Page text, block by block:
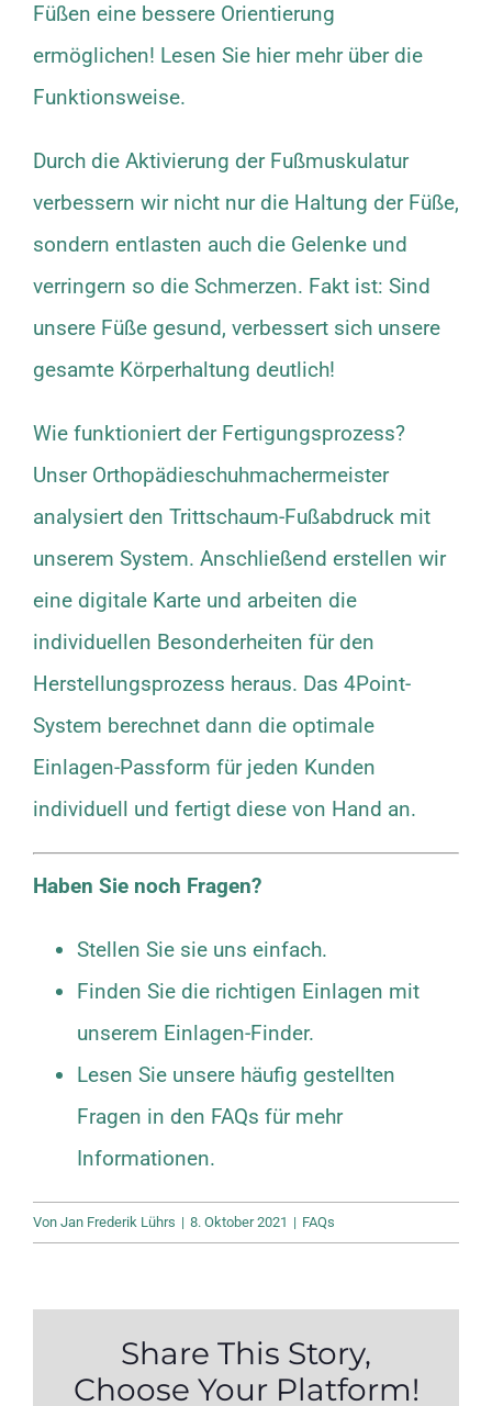
Füßen eine bessere Orientierung
ermöglichen! Lesen Sie hier mehr über die
Funktionsweise.
Durch die Aktivierung der Fußmuskulatur
verbessern wir nicht nur die Haltung der Füße,
sondern entlasten auch die Gelenke und
verringern so die Schmerzen. Fakt ist: Sind
unsere Füße gesund, verbessert sich unsere
gesamte Körperhaltung deutlich!
Wie funktioniert der Fertigungsprozess?
Unser Orthopädieschuhmachermeister
analysiert den Trittschaum-Fußabdruck mit
unserem System. Anschließend erstellen wir
eine digitale Karte und arbeiten die
individuellen Besonderheiten für den
Herstellungsprozess heraus. Das 4Point-
System berechnet dann die optimale
Einlagen-Passform für jeden Kunden
individuell und fertigt diese von Hand an.
Haben Sie noch Fragen?
Stellen Sie sie uns einfach.
Finden Sie die richtigen Einlagen mit
unserem Einlagen-Finder.
Lesen Sie unsere häufig gestellten
Fragen in den FAQs für mehr
Informationen.
Von Jan Frederik Lührs | 8. Oktober 2021 | FAQs
Share This Story,
Choose Your Platform!